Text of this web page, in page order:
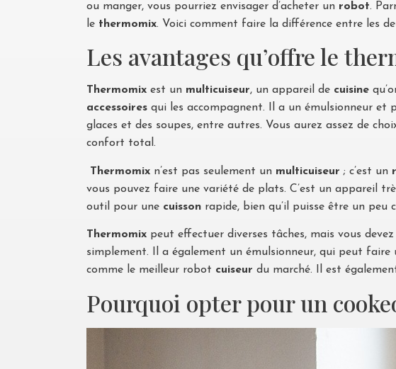
ou manger, vous pourriez envisager d’acheter un robot.
le thermomix. Voici comment faire la différence entre les
Les avantages qu’offre le
Thermomix est un multicuiseur, un appareil de cuisine
accessoires qui les accompagnent. Il a un émulsionneur et
glaces et des soupes, entre autres. Vous aurez assez de
confort total.
Thermomix n’est pas seulement un multicuiseur ; c’est un
vous pouvez faire une variété de plats. C’est un appareil
outil pour une cuisson rapide, bien qu’il puisse être un peu
Thermomix peut effectuer diverses tâches, mais vous devez
simplement. Il a également un émulsionneur, qui peut faire
comme le meilleur robot cuiseur du marché. Il est
Pourquoi opter pour un